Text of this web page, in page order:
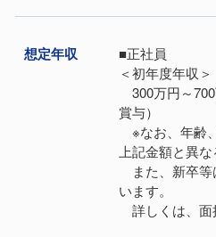
想定年収
■正社員
＜初年度年収＞
300万円～
賞与）
※なお、年齢
上記金額と異
また、新卒等
います。
詳しくは、面